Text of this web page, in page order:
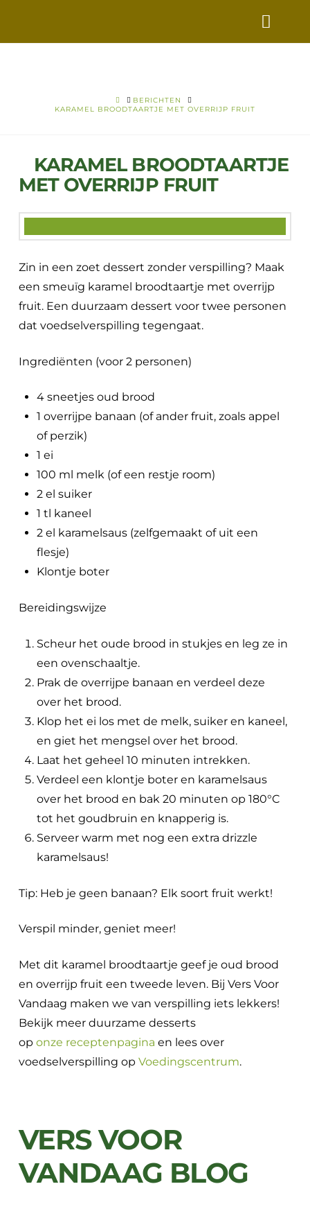
VANDAAG
HOME
BERICHTEN
KARAMEL BROODTAARTJE MET OVERRIJP FRUIT
KARAMEL BROODTAARTJE
MET OVERRIJP FRUIT
Zin in een zoet dessert zonder verspilling? Maak
een smeuïg karamel broodtaartje met overrijp
fruit. Een duurzaam dessert voor twee personen
dat voedselverspilling tegengaat.
Ingrediënten (voor 2 personen)
4 sneetjes oud brood
1 overrijpe banaan (of ander fruit, zoals appel
of perzik)
1 ei
100 ml melk (of een restje room)
2 el suiker
1 tl kaneel
2 el karamelsaus (zelfgemaakt of uit een
flesje)
Klontje boter
Bereidingswijze
Scheur het oude brood in stukjes en leg ze in
een ovenschaaltje.
Prak de overrijpe banaan en verdeel deze
over het brood.
Klop het ei los met de melk, suiker en kaneel,
en giet het mengsel over het brood.
Laat het geheel 10 minuten intrekken.
Verdeel een klontje boter en karamelsaus
over het brood en bak 20 minuten op 180°C
tot het goudbruin en knapperig is.
Serveer warm met nog een extra drizzle
karamelsaus!
Tip: Heb je geen banaan? Elk soort fruit werkt!
Verspil minder, geniet meer!
Met dit karamel broodtaartje geef je oud brood
en overrijp fruit een tweede leven. Bij Vers Voor
Vandaag maken we van verspilling iets lekkers!
Bekijk meer duurzame desserts
op onze receptenpagina en lees over
voedselverspilling op Voedingscentrum.
VERS VOOR
VANDAAG BLOG